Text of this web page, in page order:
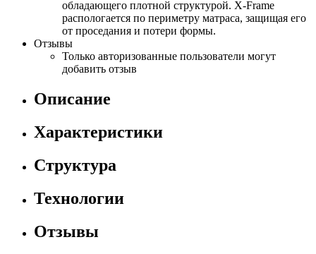
обладающего плотной структурой. X-Frame
распологается по периметру матраса, защищая его
от проседания и потери формы.
Отзывы
Только авторизованные пользователи могут
добавить отзыв
Описание
Характеристики
Структура
Технологии
Отзывы